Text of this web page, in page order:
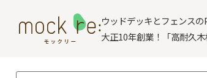
ウッドデッキとフェンス
大正10年創業！「高耐久木